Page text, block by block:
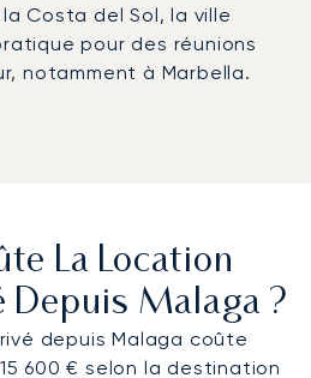
Costa del Sol, la ville
pour des réunions
notamment à Marbella.
en fonction de votre emploi
de Ferias y Congresos de
vous professionnel.
vol depuis et vers Malaga
aéroportuaires, les
La Location
Depuis Malaga ?
depuis Malaga coûte
600 € selon la destination